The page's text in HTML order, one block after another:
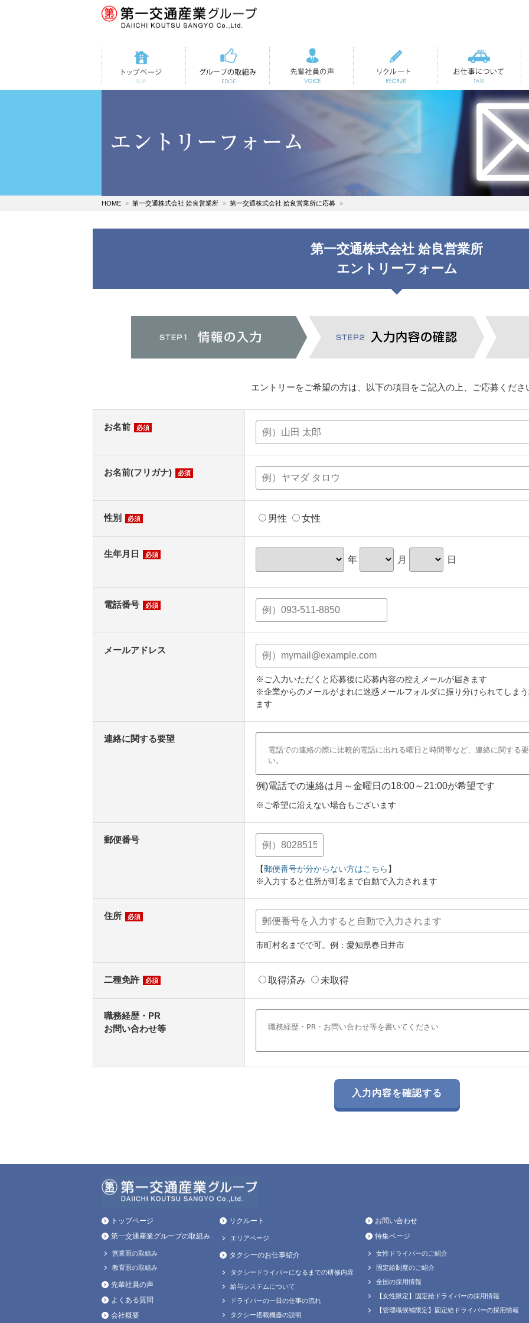
トップページ 第一交通の取組み 先輩社員の声 リクルート お仕事について
HOME 第一交通株式会社 姶良営業所 第一交通株式会社 姶良営業所に応募
第一交通株式会社 姶良営業所
エントリーフォーム
エントリーをご希望の方は、以下の項目をご記入の上、ご応募くださ
お名前 必須
お名前(フリガナ) 必須
性別 必須 男性 女性
生年月日 必須 年 月 日
電話番号 必須
メールアドレス
※ご入力いただくと応募後に応募内容の控えメールが届きます
※企業からのメールがまれに迷惑メールフォルダに振り分けられてしま
ます
連絡に関する要望
例)電話での連絡は月～金曜日の18:00～21:00が希望です
※ご希望に沿えない場合もございます
郵便番号
【郵便番号が分からない方はこちら 】
※入力すると住所が町名まで自動で入力されます
住所 必須
市町村名までで可。例：愛知県春日井市
二種免許 必須 取得済み 未取得
職務経歴・PR
お問い合わせ等
トップページ
第一交通産業グループの取組み
営業面の取組み
教育面の取組み
先輩社員の声
よくある質問
会社概要
リクルート
エリアページ
タクシーのお仕事紹介
タクシードライバーになるまでの研修内容
給与システムについて
ドライバーの一日の仕事の流れ
タクシー搭載機器の説明
お問い合わせ
特集ページ
女性ドライバーのご紹介
固定給制度のご紹介
全国の採用情報
【女性限定】固定給ドライバーの採用情報
【管理職候補限定】固定給ドライバーの採用情報